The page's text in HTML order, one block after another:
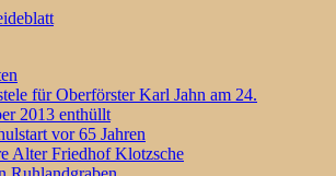
für Oberförster Karl Jahn am 24.
2013 enthüllt
vor 65 Jahren
Alter Friedhof Klotzsche